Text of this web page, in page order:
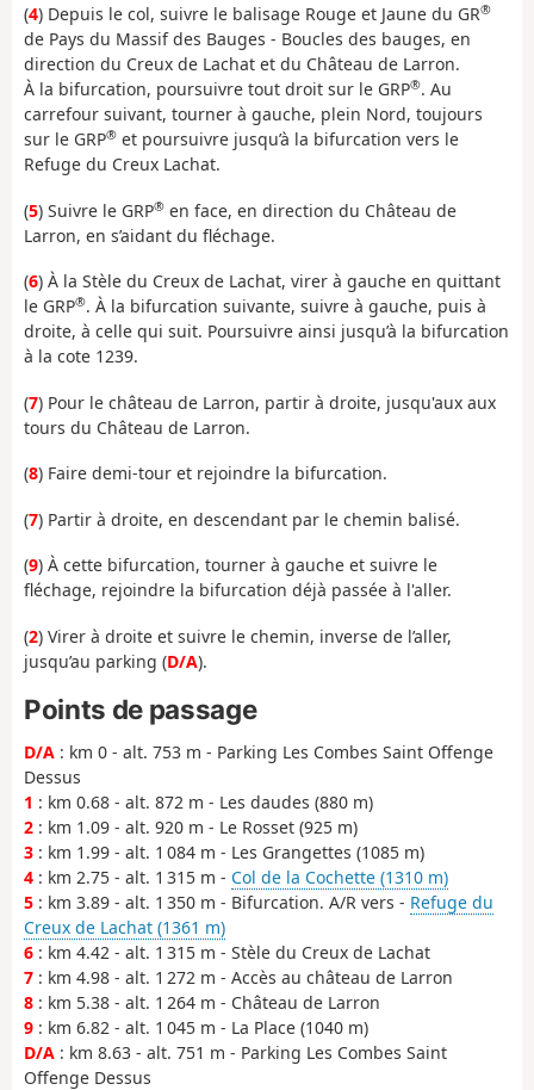
(4) Depuis le col, suivre le balisage Rouge et Jaune du GR®
de Pays du Massif des Bauges - Boucles des bauges, en
direction du Creux de Lachat et du Château de Larron.
À la bifurcation, poursuivre tout droit sur le GRP®. Au
carrefour suivant, tourner à gauche, plein Nord, toujours
sur le GRP® et poursuivre jusqu’à la bifurcation vers le
Refuge du Creux Lachat.
(5) Suivre le GRP® en face, en direction du Château de
Larron, en s’aidant du fléchage.
(6) À la Stèle du Creux de Lachat, virer à gauche en quittant
le GRP®. À la bifurcation suivante, suivre à gauche, puis à
droite, à celle qui suit. Poursuivre ainsi jusqu’à la bifurcation
à la cote 1239.
(7) Pour le château de Larron, partir à droite, jusqu'aux aux
tours du Château de Larron.
(8) Faire demi-tour et rejoindre la bifurcation.
(7) Partir à droite, en descendant par le chemin balisé.
(9) À cette bifurcation, tourner à gauche et suivre le
fléchage, rejoindre la bifurcation déjà passée à l'aller.
(2) Virer à droite et suivre le chemin, inverse de l’aller,
jusqu’au parking (D/A).
Points de passage
D/A : km 0 - alt. 753 m - Parking Les Combes Saint Offenge
Dessus
1 : km 0.68 - alt. 872 m - Les daudes (880 m)
2 : km 1.09 - alt. 920 m - Le Rosset (925 m)
3 : km 1.99 - alt. 1 084 m - Les Grangettes (1085 m)
4 : km 2.75 - alt. 1 315 m - Col de la Cochette (1310 m)
5 : km 3.89 - alt. 1 350 m - Bifurcation. A/R vers - Refuge du
Creux de Lachat (1361 m)
6 : km 4.42 - alt. 1 315 m - Stèle du Creux de Lachat
7 : km 4.98 - alt. 1 272 m - Accès au château de Larron
8 : km 5.38 - alt. 1 264 m - Château de Larron
9 : km 6.82 - alt. 1 045 m - La Place (1040 m)
D/A : km 8.63 - alt. 751 m - Parking Les Combes Saint
Offenge Dessus